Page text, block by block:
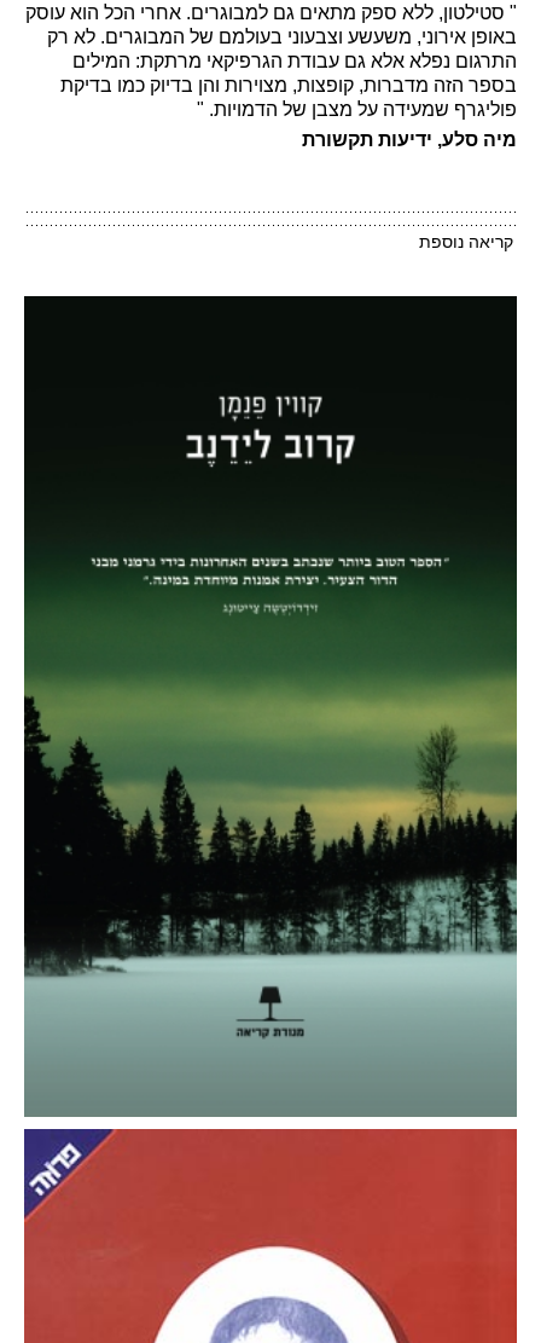
" סטילטון, ללא ספק מתאים גם למבוגרים. אחרי הכל הוא עוסק
באופן אירוני, משעשע וצבעוני בעולמם של המבוגרים. לא רק
התרגום נפלא אלא גם עבודת הגרפיקאי מרתקת: המילים
בספר הזה מדברות, קופצות, מצוירות והן בדיוק כמו בדיקת
פוליגרף שמעידה על מצבן של הדמויות. "
מיה סלע, ידיעות תקשורת
קריאה נוספת